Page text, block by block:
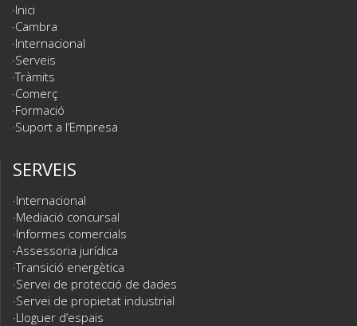
Inici
Cambra
Internacional
Serveis
Tràmits
Comerç
Formació
Suport a l’Empresa
SERVEIS
Internacional
Mediació concursal
Informes comercials
Assessoria jurídica
Transició energètica
Servei de protecció de dades
Servei de propietat industrial
Lloguer d’espais